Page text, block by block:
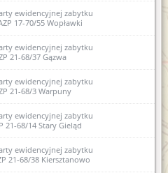
do wojewódzkiej ewidencji
zabytku archeologicznego
Biskupcu
karty ewidencyjnej
do Wojewódzkiej
68/11, Borowo, dz. nr 141, obr.
postępowania administracyjnego w
na prowadzenie archeologicznych
trasie planowanej budowy
obr. Zajdy w ciągi drogi
ewidencyjnej zabytku
17-70/55 Wopławki
ewidencyjnej zabytku
21-68/37 Gązwa
ewidencyjnej zabytku
21-68/3 Warpuny
ewidencyjnej zabytku
21-68/14 Stary Gieląd
ewidencyjnej zabytku
21-68/38 Kiersztanowo